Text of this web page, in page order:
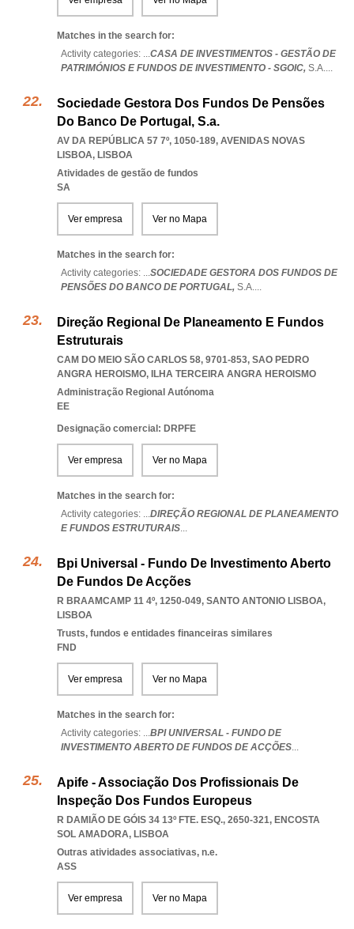
Matches in the search for:
Activity categories: ...CASA DE INVESTIMENTOS - GESTÃO DE
PATRIMÓNIOS E FUNDOS DE INVESTIMENTO - SGOIC, S.A....
Sociedade Gestora Dos Fundos De Pensões
Do Banco De Portugal, S.a.
AV DA REPÚBLICA 57 7º, 1050-189, AVENIDAS NOVAS
LISBOA, LISBOA
Atividades de gestão de fundos
SA
Ver empresa Ver no Mapa
Matches in the search for:
Activity categories: ...SOCIEDADE GESTORA DOS FUNDOS DE
PENSÕES DO BANCO DE PORTUGAL, S.A....
Direção Regional De Planeamento E Fundos
Estruturais
CAM DO MEIO SÃO CARLOS 58, 9701-853, SAO PEDRO
ANGRA HEROISMO, ILHA TERCEIRA ANGRA HEROISMO
Administração Regional Autónoma
EE
Designação comercial: DRPFE
Ver empresa Ver no Mapa
Matches in the search for:
Activity categories: ...DIREÇÃO REGIONAL DE PLANEAMENTO
E FUNDOS ESTRUTURAIS...
Bpi Universal - Fundo De Investimento Aberto
De Fundos De Acções
R BRAAMCAMP 11 4º, 1250-049, SANTO ANTONIO LISBOA,
LISBOA
Trusts, fundos e entidades financeiras similares
FND
Ver empresa Ver no Mapa
Matches in the search for:
Activity categories: ...BPI UNIVERSAL - FUNDO DE
INVESTIMENTO ABERTO DE FUNDOS DE ACÇÕES...
Apife - Associação Dos Profissionais De
Inspeção Dos Fundos Europeus
R DAMIÃO DE GÓIS 34 13º FTE. ESQ., 2650-321, ENCOSTA
SOL AMADORA, LISBOA
Outras atividades associativas, n.e.
ASS
Ver empresa Ver no Mapa